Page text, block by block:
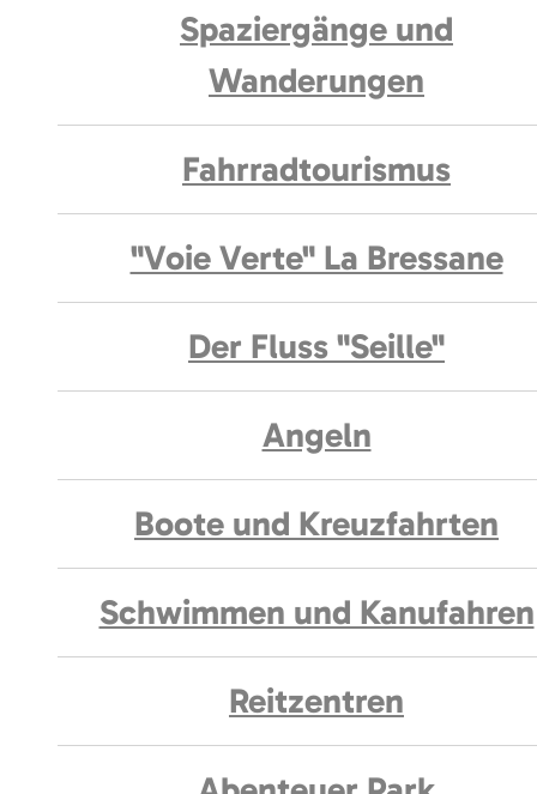
Spaziergänge und
Wanderungen
Fahrradtourismus
"Voie Verte" La Bressane
Der Fluss "Seille"
Angeln
Boote und Kreuzfahrten
Schwimmen und Kanufahren
Reitzentren